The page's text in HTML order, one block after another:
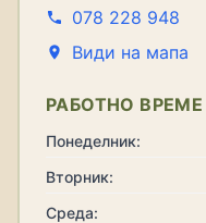
078 228 948
Види на мапа
РАБОТНО ВРЕМЕ
Понеделник:
Вторник:
Среда: